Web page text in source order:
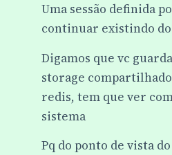
Uma sessão definida
continuar existindo
Digamos que vc
storage
redis, tem que ver
sistema
Pq do ponto de vista